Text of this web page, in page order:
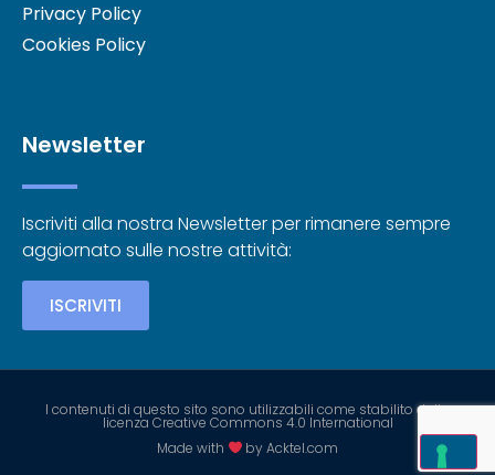
Privacy Policy
Cookies Policy
Newsletter
Iscriviti alla nostra Newsletter per rimanere sempre
aggiornato sulle nostre attività:
ISCRIVITI
I contenuti di questo sito sono utilizzabili come stabilito dalla
licenza Creative Commons 4.0 International
Made with
by Acktel.com